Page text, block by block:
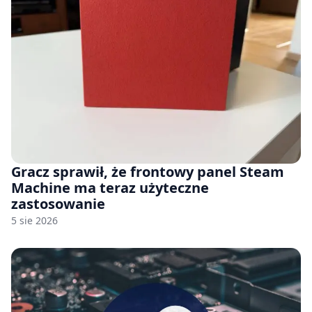
Gracz sprawił, że frontowy panel Steam
Machine ma teraz użyteczne
zastosowanie
5 sie 2026